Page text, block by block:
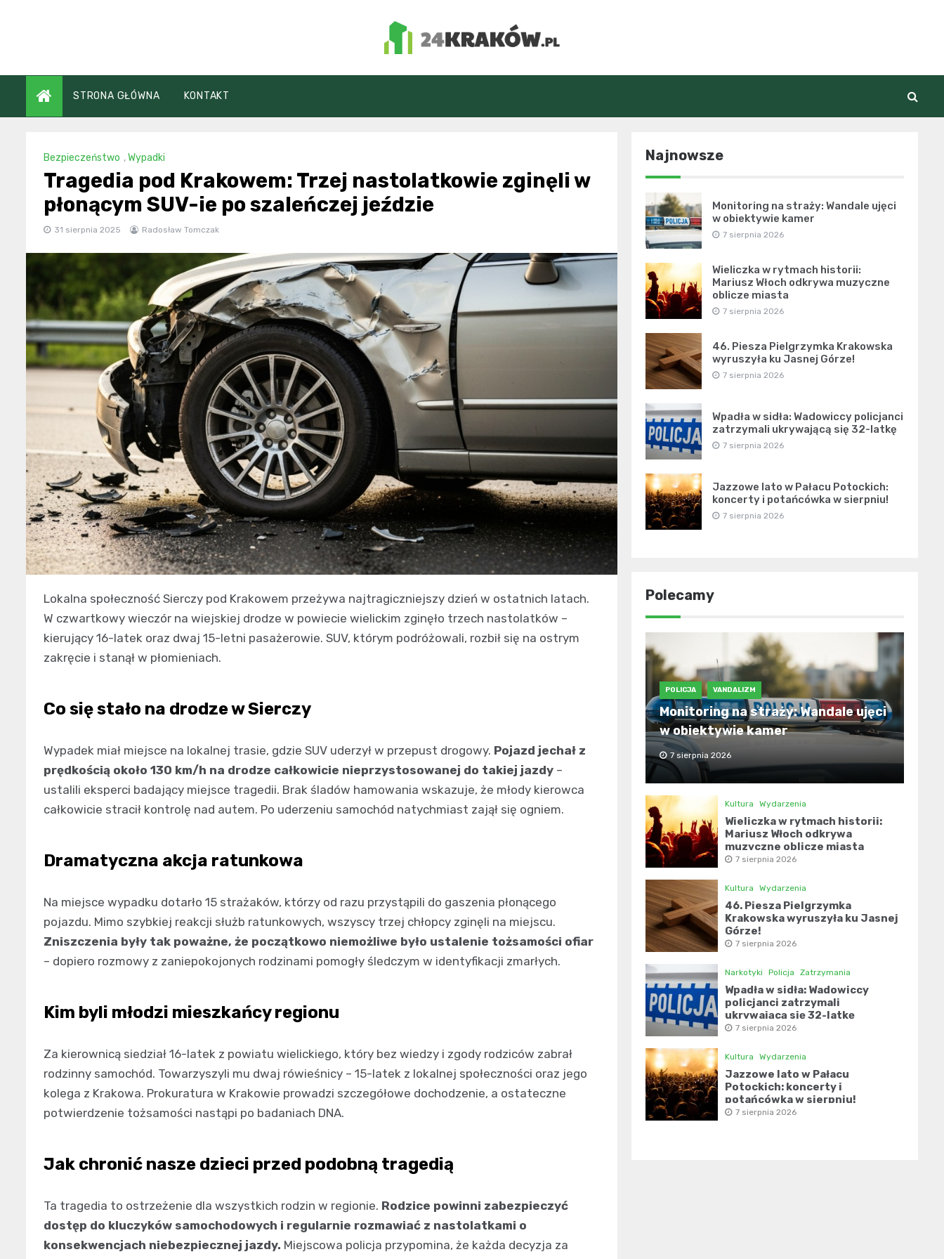
24Kraków.pl
STRONA GŁÓWNA KONTAKT
Bezpieczeństwo ,Wypadki
Tragedia pod Krakowem: Trzej nastolatkowie zginęli w
płonącym SUV-ie po szaleńczej jeździe
31 sierpnia 2025 Radosław Tomczak
Lokalna społeczność Sierczy pod Krakowem przeżywa najtragiczniejszy dzień w ostatnich latach.
W czwartkowy wieczór na wiejskiej drodze w powiecie wielickim zginęło trzech nastolatków –
kierujący 16-latek oraz dwaj 15-letni pasażerowie. SUV, którym podróżowali, rozbił się na ostrym
zakręcie i stanął w płomieniach.
Co się stało na drodze w Sierczy
Wypadek miał miejsce na lokalnej trasie, gdzie SUV uderzył w przepust drogowy. Pojazd jechał z
prędkością około 130 km/h na drodze całkowicie nieprzystosowanej do takiej jazdy –
ustalili eksperci badający miejsce tragedii. Brak śladów hamowania wskazuje, że młody kierowca
całkowicie stracił kontrolę nad autem. Po uderzeniu samochód natychmiast zajął się ogniem.
Dramatyczna akcja ratunkowa
Na miejsce wypadku dotarło 15 strażaków, którzy od razu przystąpili do gaszenia płonącego
pojazdu. Mimo szybkiej reakcji służb ratunkowych, wszyscy trzej chłopcy zginęli na miejscu.
Zniszczenia były tak poważne, że początkowo niemożliwe było ustalenie tożsamości ofiar
– dopiero rozmowy z zaniepokojonych rodzinami pomogły śledczym w identyfikacji zmarłych.
Kim byli młodzi mieszkańcy regionu
Za kierownicą siedział 16-latek z powiatu wielickiego, który bez wiedzy i zgody rodziców zabrał
rodzinny samochód. Towarzyszyli mu dwaj rówieśnicy – 15-latek z lokalnej społeczności oraz jego
kolega z Krakowa. Prokuratura w Krakowie prowadzi szczegółowe dochodzenie, a ostateczne
potwierdzenie tożsamości nastąpi po badaniach DNA.
Jak chronić nasze dzieci przed podobną tragedią
Ta tragedia to ostrzeżenie dla wszystkich rodzin w regionie. Rodzice powinni zabezpieczyć
dostęp do kluczyków samochodowych i regularnie rozmawiać z nastolatkami o
konsekwencjach niebezpiecznej jazdy. Miejscowa policja przypomina, że każda decyzja za
Najnowsze
Monitoring na straży: Wandale ujęci
w obiektywie kamer
7 sierpnia 2026
Wieliczka w rytmach historii:
Mariusz Włoch odkrywa muzyczne
oblicze miasta
7 sierpnia 2026
46. Piesza Pielgrzymka Krakowska
wyruszyła ku Jasnej Górze!
7 sierpnia 2026
Wpadła w sidła: Wadowiccy policjanci
zatrzymali ukrywającą się 32-latkę
7 sierpnia 2026
Jazzowe lato w Pałacu Potockich:
koncerty i potańcówka w sierpniu!
7 sierpnia 2026
Polecamy
POLICJA VANDALIZM
Monitoring na straży: Wandale ujęci
w obiektywie kamer
7 sierpnia 2026
Kultura Wydarzenia
Wieliczka w rytmach historii:
Mariusz Włoch odkrywa
muzyczne oblicze miasta
7 sierpnia 2026
Kultura Wydarzenia
46. Piesza Pielgrzymka
Krakowska wyruszyła ku Jasnej
Górze!
7 sierpnia 2026
Narkotyki Policja Zatrzymania
Wpadła w sidła: Wadowiccy
policjanci zatrzymali
ukrywającą się 32-latkę
7 sierpnia 2026
Kultura Wydarzenia
Jazzowe lato w Pałacu
Potockich: koncerty i
potańcówka w sierpniu!
7 sierpnia 2026